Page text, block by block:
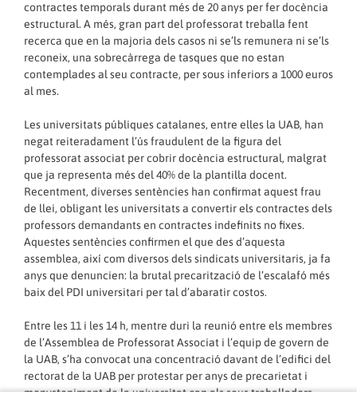
contractes temporals durant més de 20 anys per fer docència
estructural. A més, gran part del professorat treballa fent
recerca que en la majoria dels casos ni se’ls remunera ni se’ls
reconeix, una sobrecàrrega de tasques que no estan
contemplades al seu contracte, per sous inferiors a 1000 euros
al mes.
Les universitats públiques catalanes, entre elles la UAB, han
negat reiteradament l’ús fraudulent de la figura del
professorat associat per cobrir docència estructural, malgrat
que ja representa més del 40% de la plantilla docent.
Recentment, diverses sentències han confirmat aquest frau
de llei, obligant les universitats a convertir els contractes dels
professors demandants en contractes indefinits no fixes.
Aquestes sentències confirmen el que des d’aquesta
assemblea, així com diversos dels sindicats universitaris, ja fa
anys que denuncien: la brutal precarització de l’escalafó més
baix del PDI universitari per tal d’abaratir costos.
Entre les 11 i les 14 h, mentre duri la reunió entre els membres
de l’Assemblea de Professorat Associat i l’equip de govern de
la UAB, s’ha convocat una concentració davant de l’edifici del
rectorat de la UAB per protestar per anys de precarietat i
menysteniment de la universitat cap als seus treballadors.